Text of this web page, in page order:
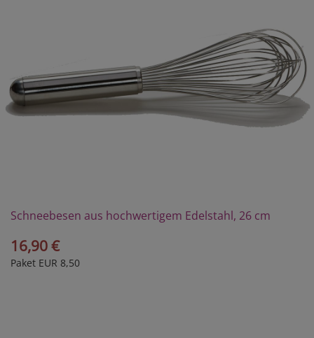
Schneebesen aus hochwertigem Edelstahl, 26 cm
16,90 €
Paket EUR 8,50